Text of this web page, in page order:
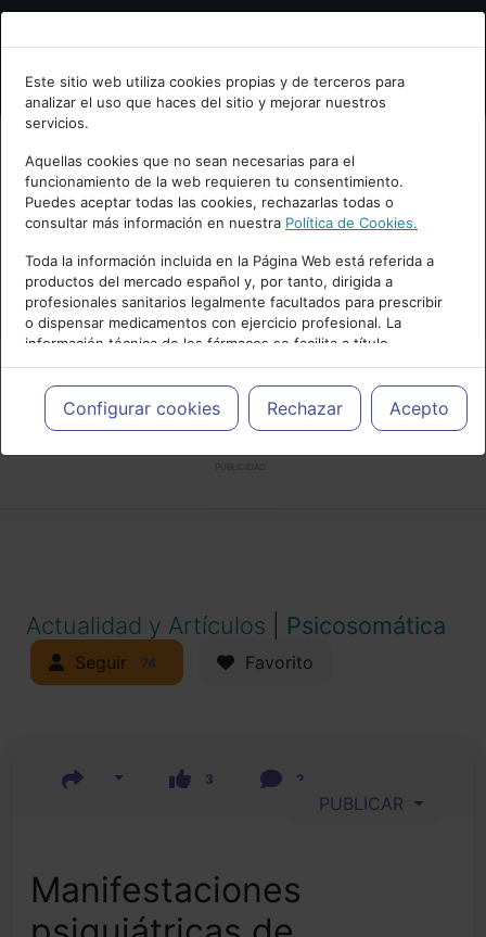
Bienvenid@ a psiquiatria.com
Escribe tu Email
Accede o regístrate con tu email.
Cancelar
Este sitio web utiliza cookies propias y de terceros para
analizar el uso que haces del sitio y mejorar nuestros
servicios.
Aquellas cookies que no sean necesarias para el
funcionamiento de la web requieren tu consentimiento.
Puedes aceptar todas las cookies, rechazarlas todas o
consultar más información en nuestra Política de Cookies.
Toda la información incluida en la Página Web está referida a
productos del mercado español y, por tanto, dirigida a
profesionales sanitarios legalmente facultados para prescribir
o dispensar medicamentos con ejercicio profesional. La
información técnica de los fármacos se facilita a título
meramente informativo, siendo responsabilidad de los
profesionales facultados prescribir medicamentos y decidir, en
cada caso concreto, el tratamiento más adecuado a las
necesidades del paciente.
Configurar cookies Rechazar Acepto
Actualidad y Artículos Psicosomática
Seguir 74 Favorito
3 2
PUBLICAR
Manifestaciones